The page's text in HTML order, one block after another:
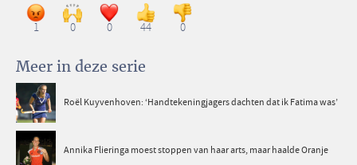
1 0 0 44 0
Meer in deze serie
Roël Kuyvenhoven: ‘Handtekeningjagers dachten dat ik Fatima was’
Annika Flieringa moest stoppen van haar arts, maar haalde Oranje